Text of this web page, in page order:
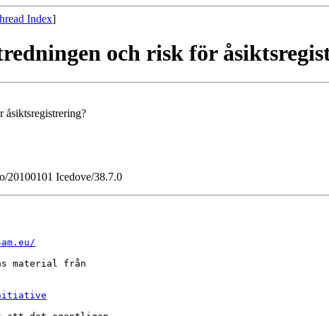
Index]
och risk för
20100101 Icedove/38.7.0
material från